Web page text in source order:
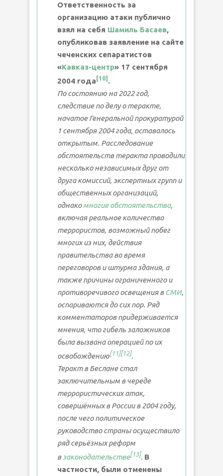
Ответственность за
организацию атаки публично
взял на себя Шамиль Басаев,
опубликовав заявление на сайте
чеченских сепаратистов
«Кавказ-центр» 17 сентября
2004 года [10] .
По состоянию на 2022 год,
следствие по делу о теракте,
начатое Генеральной прокуратурой
1 сентября 2004 года, оставалось
открытым. Расследование
обстоятельств теракта проводили
несколько независимых друг от
друга комиссий, экспертных групп и
общественных организаций,
однакомногие обстоятельства,
включая реальное количество
террористов, возможный побег
многих из них, действия
правительства во время
переговоров и штурма здания, а
также причины ограниченного и
противоречивого освещения в СМИ,
оспариваются до сих пор. Ряд
комментаторов придерживается
мнения, что гибель заложников
была вызвана операцией по их
освобождению[11][12].
Теракт в Беслане стал
заключительным в череде
террористических атак,
совершённых в России в 2004 году,
после чего политическое
руководство страны осуществило
ряд серьёзных реформ
взаконодательстве[13]. В
частности, были отменены